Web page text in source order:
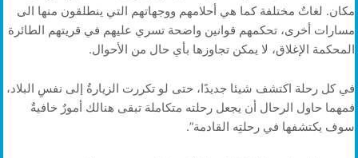
مكان. لغاتٌ مختلفة كما هي أحلامهم ووجهاتهم التي ينطلقون منها الى
مسارات أخرى، تحكمهم قوانين واضحة تسري عليهم في قريتهم الطائرة
المحكمة الإغلاق، لا يمكن تجاوزها بأي حال من الأحوال.
في كل رحلة اكتشف شيئا جديدًا، حتى لو تكررت الزيارةُ إلى نفسِ البلاد،
فمهما حاول الرحال أن يجعل رحلته متكاملة تبقى هنالك أمورٌ خافيةٌ
سوف يكتشفها في رحلتِه القادمة”.